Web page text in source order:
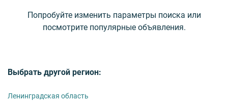
Попробуйте изменить параметры поиска или
посмотрите популярные объявления.
Выбрать другой регион:
Ленинградская область